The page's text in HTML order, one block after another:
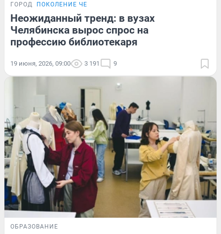
ГОРОД ПОКОЛЕНИЕ ЧЕ
Неожиданный тренд: в вузах
Челябинска вырос спрос на
профессию библиотекаря
19 июня, 2026, 09:00 3 191 9
ОБРАЗОВАНИЕ